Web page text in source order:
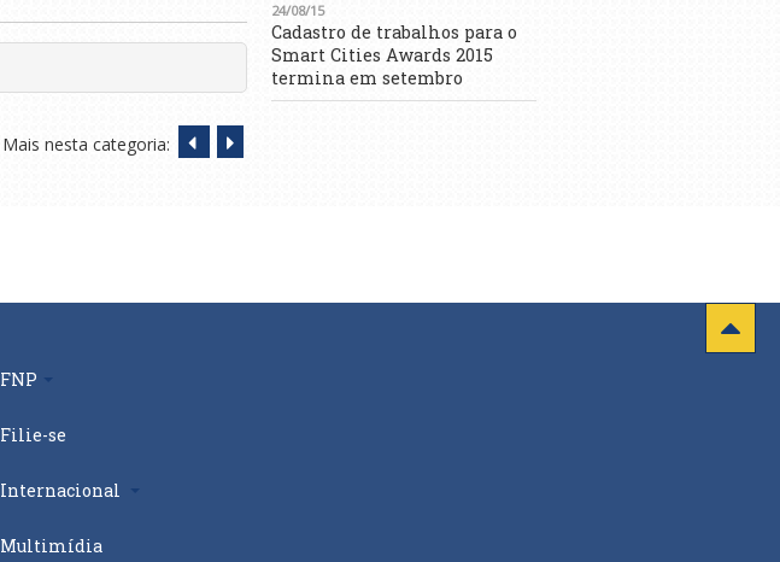
Mais nesta categoria:
24/08/15
Cadastro de trabalhos para o
Smart Cities Awards 2015
termina em setembro
FNP
Filie-se
Internacional
Multimídia